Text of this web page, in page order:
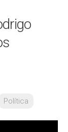
Política